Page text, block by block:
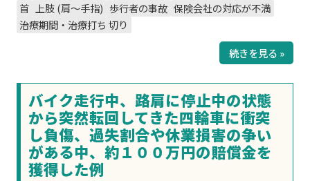
首 上肢 (肩～手指) 歩行者の事故 保険会社の対応が不満
治療期間・治療打ち 切り
続きを見る »
バイク走行中、路肩に停止中の状態
から突然転回してきた四輪車に衝突
し負傷、過失割合や休業損害の争い
がある中、約１００万円の賠償金を
獲得した例